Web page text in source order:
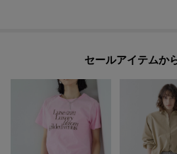
セールアイテムか